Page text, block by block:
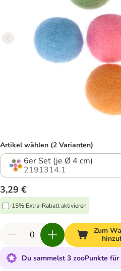
Artikel wählen (2 Varianten)
6er Set (je Ø 4 cm)
2191314.1
3,29 €
-15% Extra-Rabatt aktivieren
Zum
Du sammelst 3 zooPunkte